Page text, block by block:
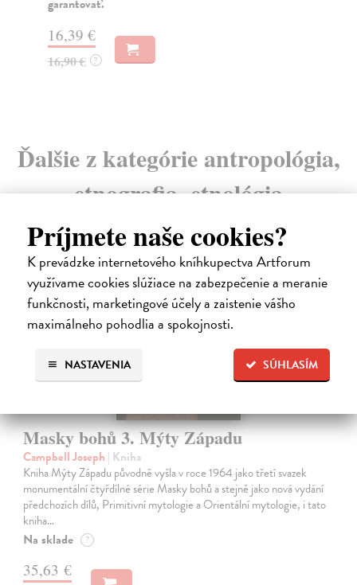
Príjmete naše cookies?
K prevádzke internetového kníhkupectva Artforum
využívame cookies slúžiace na zabezpečenie a meranie
funkčnosti, marketingové účely a zaistenie vášho
maximálneho pohodlia a spokojnosti.
SÚHLASÍM
NASTAVENIA
garantovať.
16,39 €
16,90 € ?
Ďalšie z kategórie antropológia,
etnografia, etnológia
na sklade
Masky bohů 3. Mýty Západu
Campbell Joseph | Kniha
Kniha Mýty Západu původně vyšla v roce 1964 jako třetí svazek
monumentální čtyřdílné série Masky bohů a stejně jako nová vydání
předchozích dílů, Primitivní mytologie a Orientální mytologie, i tato
kniha…
Na sklade ?
35,63 €